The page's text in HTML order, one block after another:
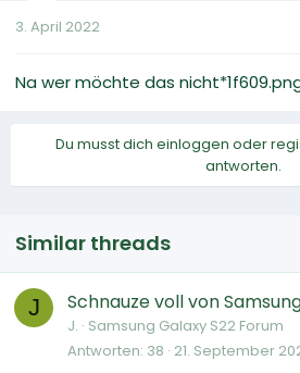
3. April 2022
Na wer möchte das
Du musst dich einloggen oder
antworten.
Similar threads
J Schnauze voll von
J. Samsung Galaxy S22 Forum
Antworten 38 21. September